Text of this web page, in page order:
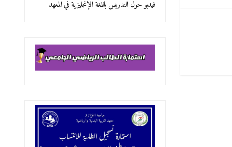
فيديو حول التدريس باللغة الإنجليزية في المعهد